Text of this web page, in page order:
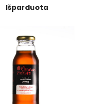
Išparduota